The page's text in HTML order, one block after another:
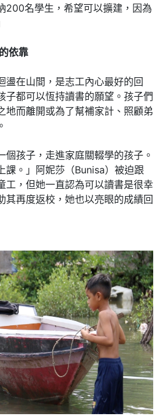
200名學生，希望可以擴建，因為
依靠
盪在山間，是志工內心最好的回
子都可以恆持讀書的願望。孩子們
地而離開或為了幫補家計、照顧弟
個孩子，走進家庭關輟學的孩子。
課。」阿妮莎（Bunisa）被迫跟
工，但她一直認為可以讀書是很幸
其再度返校，她也以亮眼的成績回